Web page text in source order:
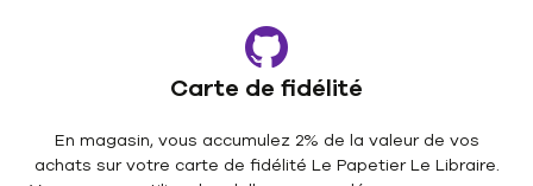
Carte de fidélité
En magasin, vous accumulez 2% de la valeur de vos
achats sur votre carte de fidélité Le Papetier Le Libraire.